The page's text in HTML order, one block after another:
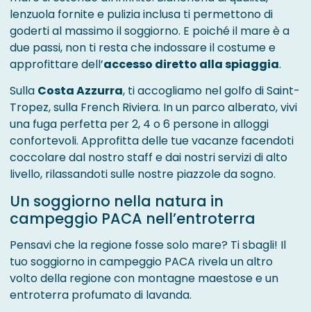
lenzuola fornite e pulizia inclusa ti permettono di
goderti al massimo il soggiorno. E poiché il mare è a
due passi, non ti resta che indossare il costume e
approfittare dell’accesso diretto alla spiaggia.
Sulla Costa Azzurra, ti accogliamo nel golfo di Saint-
Tropez, sulla French Riviera. In un parco alberato, vivi
una fuga perfetta per 2, 4 o 6 persone in alloggi
confortevoli. Approfitta delle tue vacanze facendoti
coccolare dal nostro staff e dai nostri servizi di alto
livello, rilassandoti sulle nostre piazzole da sogno.
Un soggiorno nella natura in
campeggio PACA nell’entroterra
Pensavi che la regione fosse solo mare? Ti sbagli! Il
tuo soggiorno in campeggio PACA rivela un altro
volto della regione con montagne maestose e un
entroterra profumato di lavanda.